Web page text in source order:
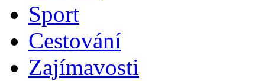
Sport
Cestování
Zajímavosti